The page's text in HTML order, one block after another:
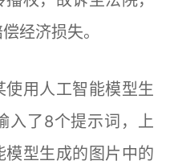
经济损失。
用人工智能模型生
入了8个提示词，上
型生成的图片中的